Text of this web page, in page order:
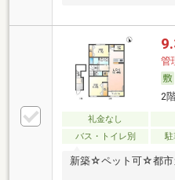
管
2
礼金なし
バス・トイレ別
駐
新築☆ペット可☆都市